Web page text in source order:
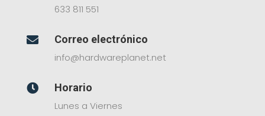
633 811 551

Correo electrónico
info@hardwareplanet.net

Horario
Lunes a Viernes